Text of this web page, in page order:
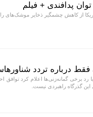
پدافندی + فیلم
از کاهش چشمگیر ذخایر موشک‌های
فقط درباره تردد
رد برخی گمانه‌زنی‌ها اعلام کرد توافق
گذرگاه راهبردی نیست.